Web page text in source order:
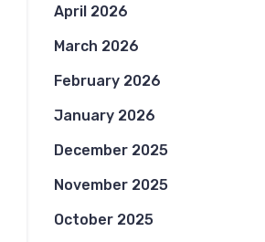
April 2026
March 2026
February 2026
January 2026
December 2025
November 2025
October 2025